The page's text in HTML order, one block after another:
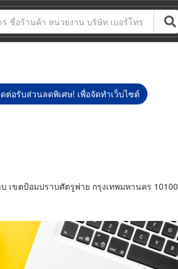
ต่อรับส่วนลดพิเศษ! เพื่อจัดทำเว็บไซต์
เขตป้อมปราบศัตรูพ่าย กรุงเทพมหานคร 10100